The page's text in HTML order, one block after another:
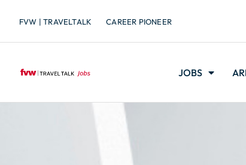
FVW | TRAVELTALK CAREER PIONEER
JOBS